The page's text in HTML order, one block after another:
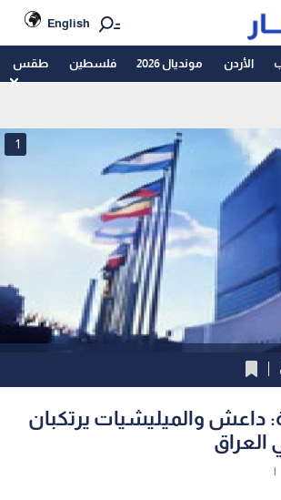
English
الأردن مونديال 2026 فلسطين طقس
1
داعش والميليشيات يرتكبان
العراق
|